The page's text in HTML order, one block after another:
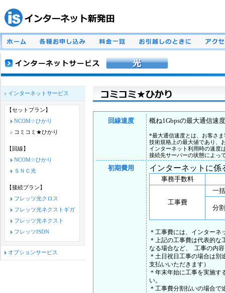
インターネットサービス
【セットプラン】
NCOM☆ひかり
コミコミ★ひかり
【回線】
NCOM☆ひかり
ＳＮＣ光
【接続プラン】
フレッツ光クロス
フレッツ光ネクストギガ
フレッツ光ネクスト
フレッツISDN
オプションサービス
回線速度 概ね1Gbpsの最大通信速
*最大通信速度とは、お客さ
技術規格上の最大値であり、
インターネット利用時の速度
接続先サーバーの状態によっ
初期費用 インターネットに係
事務手数料
工事費
一
分
＊工事費には、インター
＊上記の工事費は代表的
なる場合など、 工事の内
＊土日祝日工事の場合は別
支払いいただきます）
＊年末年始に工事を実施
い。
＊工事費分割払いの場合